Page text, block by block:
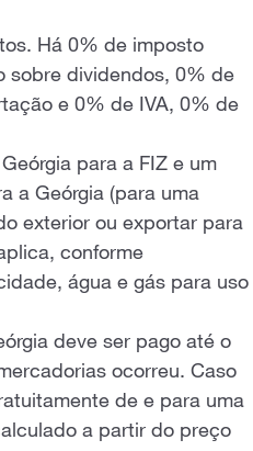
Há 0% de imposto
sobre dividendos, 0% de
e 0% de IVA, 0% de
para a FIZ e um
a Geórgia (para uma
exterior ou exportar para
conforme
água e gás para uso
deve ser pago até o
ocorreu. Caso
de e para uma
a partir do preço